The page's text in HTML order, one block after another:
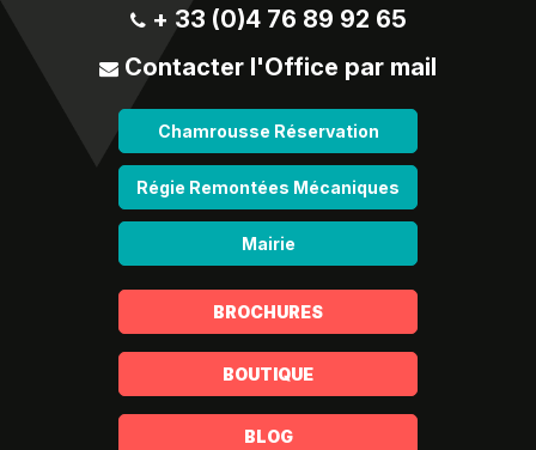
+ 33 (0)4 76 89 92 65
Contacter l'Office par mail
Chamrousse Réservation
Régie Remontées Mécaniques
Mairie
BROCHURES
BOUTIQUE
BLOG